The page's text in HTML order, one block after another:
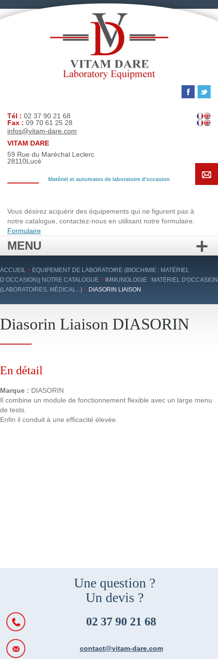
Tél : 02 37 90 21 68
Fax : 09 70 61 25 28
infos@vitam-dare.com
VITAM DARE
59 Rue du Maréchal Leclerc
28110Lucé
Matériel et automates de laboratoire d'occasion
Vous désirez acquérir des équipements qui ne figurent pas à
notre catalogue, contactez-nous en utilisant notre formulaire.
Formulaire
MENU
Aller
au
contenu
ACCUEIL > EQUIPEMENT DE LABORATOIRE (BIOCHIMIE : MATÉRIEL
D’OCCASION)| NOTRE CATALOGUE > IMMUNOLOGIE : MATÉRIEL D'OCCASION
(LABORATOIRES, MÉDICAL...) > DIASORIN LIAISON
Diasorin Liaison DIASORIN
En détail
Marque : DIASORIN
Il combine un module de fonctionnement flexible avec un large menu
de tests.
Enfin il conduit à une efficacité élevée.
Une question ?
Un devis ?
02 37 90 21 68
contact@vitam-dare.com